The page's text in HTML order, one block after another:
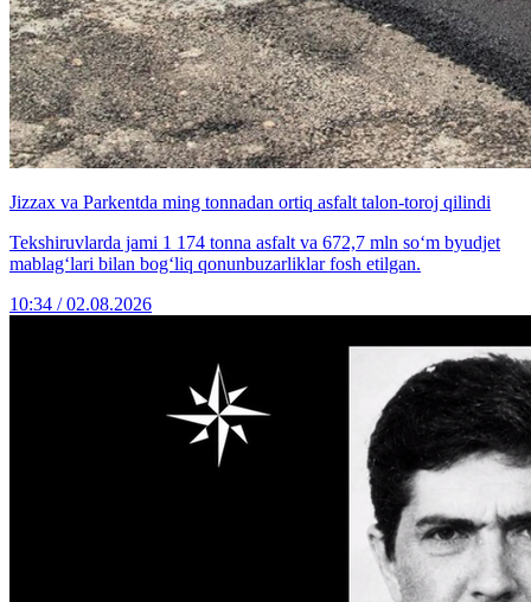
Jizzax va Parkentda ming tonnadan ortiq asfalt talon-toroj qilindi
Tekshiruvlarda jami 1 174 tonna asfalt va 672,7 mln so‘m byudjet
mablag‘lari bilan bog‘liq qonunbuzarliklar fosh etilgan.
10:34 / 02.08.2026